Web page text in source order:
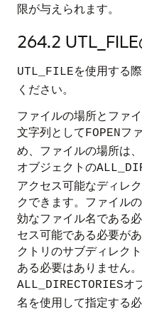
限が与えられます。
264.2
UTL_FILEを使用する
ください。
ファイルの場所とファ
文字列としてFOPENフ
め、ファイルの場所は
オブジェクトの
アクセス可能なディレ
クできます。ファイル
効なファイル名である
セス可能である必要が
クトリのサブディレク
ある必要はありません
ALL_DIRECTORIESオ
名を使用して指定する必